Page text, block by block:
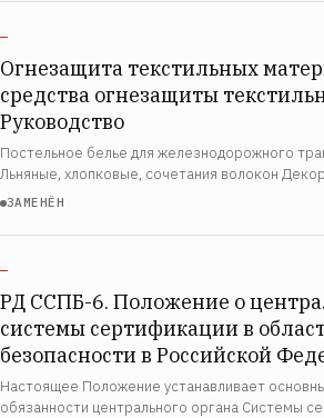
—
Огнезащита текстильных
средства огнезащиты
Руководство
Постельное белье для железнодорожного
Льняные, хлопковые, сочетания волокон
обивка мебели, сидений транспорта, гардины,
ЗАМЕНЁН
—
РД ССПБ-6. Положение о
системы сертификации в
безопасности в Российской
Настоящее Положение устанавливает
обязанности центрального органа Системы